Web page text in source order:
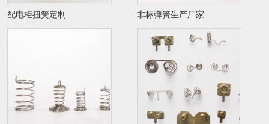
配电柜扭簧定制 非标弹簧生产厂家